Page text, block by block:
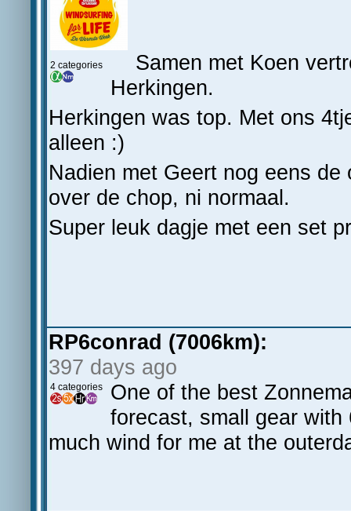
2 categories
Samen met Koen
Herkingen.
Herkingen was top. Met ons
alleen :)
Nadien met Geert nog eens
over de chop, ni normaal.
Super leuk dagje met een set
RP6conrad (7006km):
397 days ago
4 categories
One of the best
forecast, small gear
much wind for me at the